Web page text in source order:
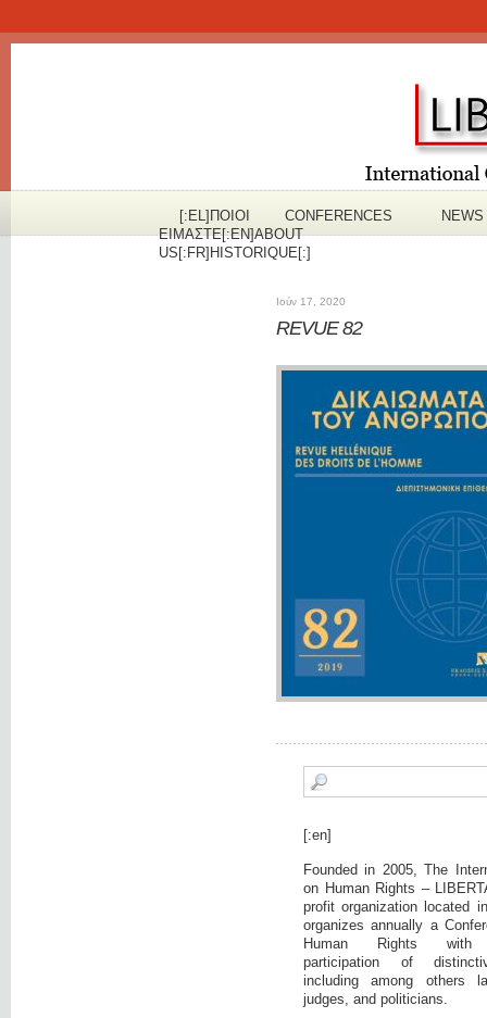
[:EL]ΠOΙΟΙ
ΕΙΜΑΣΤΕ[:EN]ABOUT
US[:FR]HISTORIQUE[:]
CONFERENCES NEWS
Ιούν 17, 2020
REVUE 82
[:en]
Founded in 2005, The
on Human Rights –
profit organization located
organizes annually a
Human Rights with
participation of
including among others
judges, and politicians.